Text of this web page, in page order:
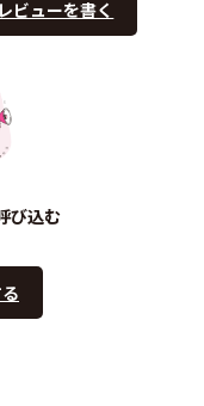
レビューを書く
び込む